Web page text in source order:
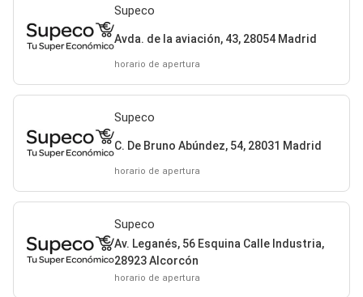
Supeco
Avda. de la aviación, 43, 28054 Madrid
horario de apertura
Supeco
C. De Bruno Abúndez, 54, 28031 Madrid
horario de apertura
Supeco
Av. Leganés, 56 Esquina Calle Industria,
28923 Alcorcón
horario de apertura